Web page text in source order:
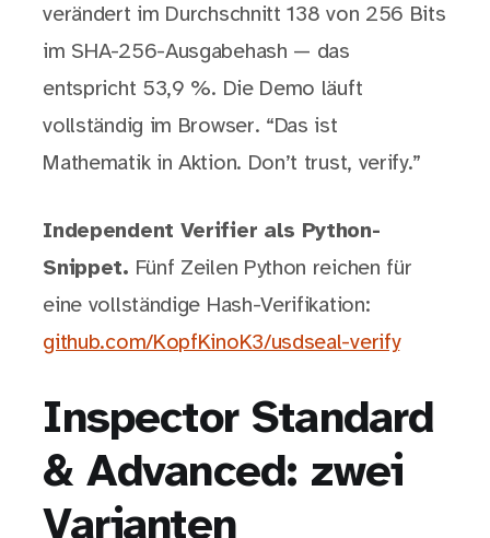
verändert im Durchschnitt 138 von 256 Bits
im SHA-256-Ausgabehash — das
entspricht 53,9 %. Die Demo läuft
vollständig im Browser. “Das ist
Mathematik in Aktion. Don’t trust, verify.”
Independent Verifier als Python-
Snippet. Fünf Zeilen Python reichen für
eine vollständige Hash-Verifikation:
github.com/KopfKinoK3/usdseal-verify
Inspector Standard
& Advanced: zwei
Varianten